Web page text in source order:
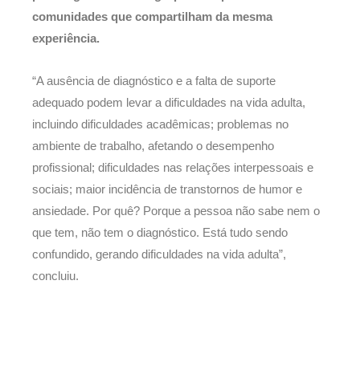
comunidades que compartilham da mesma
experiência.
“A ausência de diagnóstico e a falta de suporte
adequado podem levar a dificuldades na vida adulta,
incluindo dificuldades acadêmicas; problemas no
ambiente de trabalho, afetando o desempenho
profissional; dificuldades nas relações interpessoais e
sociais; maior incidência de transtornos de humor e
ansiedade. Por quê? Porque a pessoa não sabe nem o
que tem, não tem o diagnóstico. Está tudo sendo
confundido, gerando dificuldades na vida adulta”,
concluiu.